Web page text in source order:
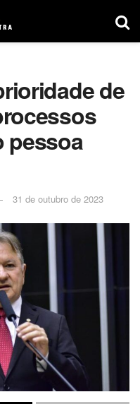
de
pessoa
31 de outubro de 2023